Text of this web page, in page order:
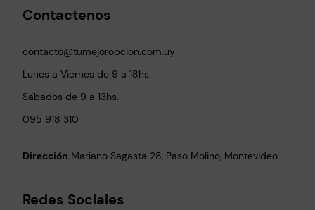
Contactenos
contacto@tumejoropcion.com.uy
Lunes a Viernes de 9 a 18hs.
Sábados de 9 a 13hs.
095 918 310
Dirección Mariano Sagasta 28, Paso Molino, Montevideo
Redes Sociales